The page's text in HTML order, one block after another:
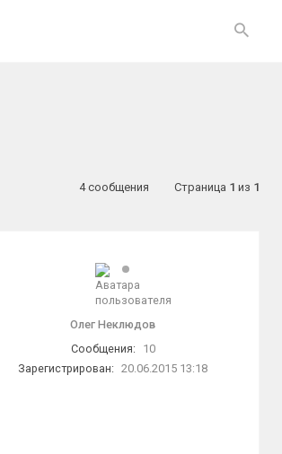
4 сообщения Страница 1 из 1
Олег Неклюдов
Сообщения:
10
Зарегистрирован: 20.06.2015 13:18